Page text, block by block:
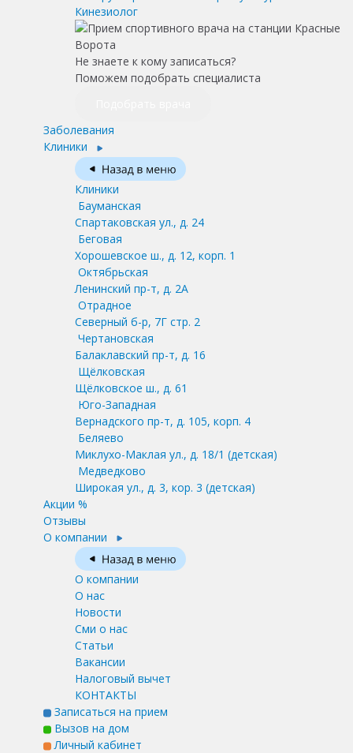
Кинезиолог
Не знаете к кому записаться?
Поможем подобрать специалиста
Заболевания
Клиники
Клиники
Бауманская
Спартаковская ул., д. 24
Беговая
Хорошевское ш., д. 12, корп. 1
Октябрьская
Ленинский пр-т, д. 2А
Отрадное
Северный б-р, 7Г стр. 2
Чертановская
Балаклавский пр-т, д. 16
Щёлковская
Щёлковское ш., д. 61
Юго-Западная
Вернадского пр-т, д. 105, корп. 4
Беляево
Миклухо-Маклая ул., д. 18/1 (детская)
Медведково
Широкая ул., д. 3, кор. 3 (детская)
Акции %
Отзывы
О компании
О компании
О нас
Новости
Сми о нас
Статьи
Вакансии
Налоговый вычет
КОНТАКТЫ
Записаться на прием
Вызов на дом
Личный кабинет